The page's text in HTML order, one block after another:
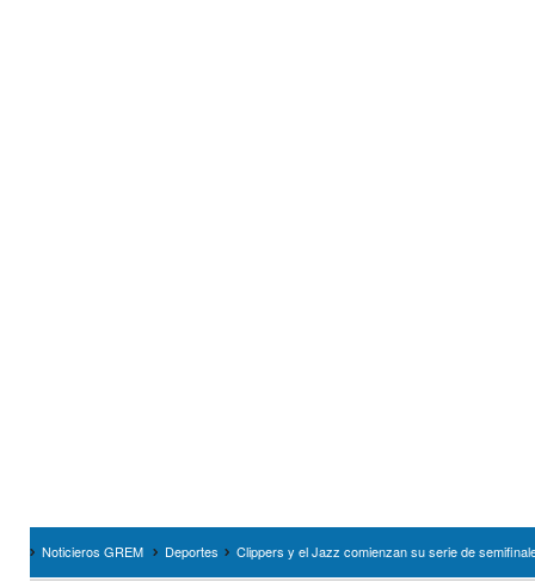
Noticieros GREM Deportes Clippers y el Jazz comienzan su serie de